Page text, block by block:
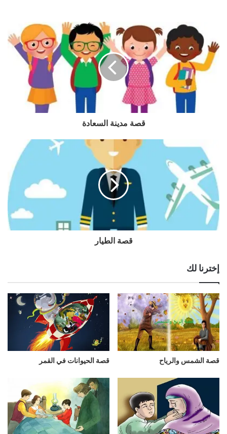
قصة مدينة السعادة
قصة الطيار
إخترنا لك
قصة الشمس والرياح قصة الحيوانات في القمر